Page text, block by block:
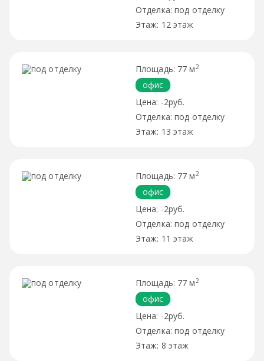
под отделку
12 этаж
77 м 2
офис
-2руб.
под отделку
13 этаж
77 м 2
офис
-2руб.
под отделку
11 этаж
77 м 2
офис
-2руб.
под отделку
8 этаж